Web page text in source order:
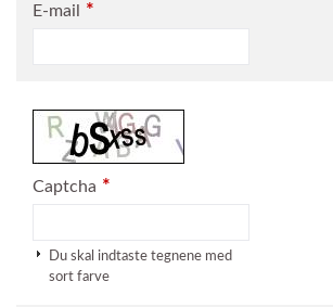
E-mail *
Captcha *
Du skal indtaste tegnene med
sort farve